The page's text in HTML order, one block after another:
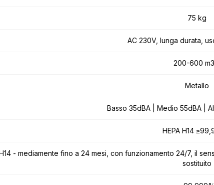
75 kg
AC 230V, lunga durata,
200-600
Metallo
Basso 35dBA | Medio 55dBA |
HEPA H14
- mediamente fino a 24 mesi, con funzionamento 24/7, il
sostituito